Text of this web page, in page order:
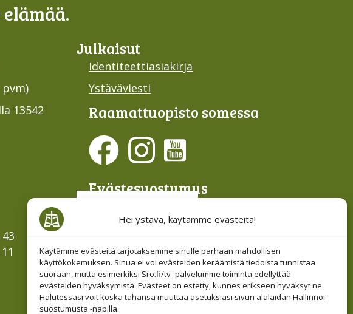
Hei ystävä, käytämme evästeitä!
Käytämme evästeitä tarjotaksemme sinulle parhaan mahdollisen
käyttökokemuksen. Sinua ei voi evästeiden keräämistä tiedoista tunnistaa
suoraan, mutta esimerkiksi Sro.fi/tv -palvelumme toiminta edellyttää
evästeiden hyväksymistä. Evästeet on estetty, kunnes erikseen hyväksyt ne.
Halutessasi voit koska tahansa muuttaa asetuksiasi sivun alalaidan Hallinnoi
suostumusta -napilla.
pvm)
13542
Julkaisut
Identiteettiasiakirja
Ystäväviesti
Raamattu­opisto somessa
Evästesuostumus
Etsi sivuiltamme